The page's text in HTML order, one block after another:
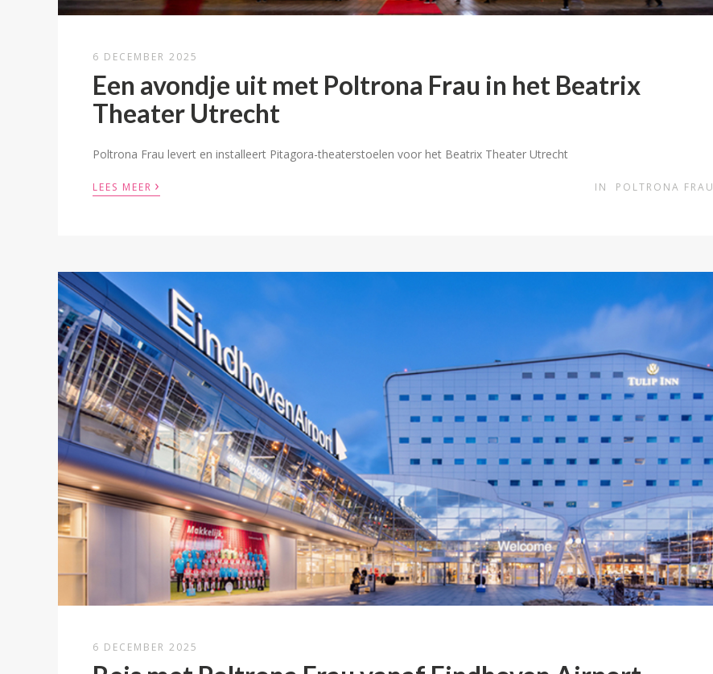
6 DECEMBER 2025
Een avondje uit met Poltrona Frau in het Beatrix
Theater Utrecht
Poltrona Frau levert en installeert Pitagora-theaterstoelen voor het Beatrix Theater Utrecht
LEES MEER › IN POLTRONA FRAU
6 DECEMBER 2025